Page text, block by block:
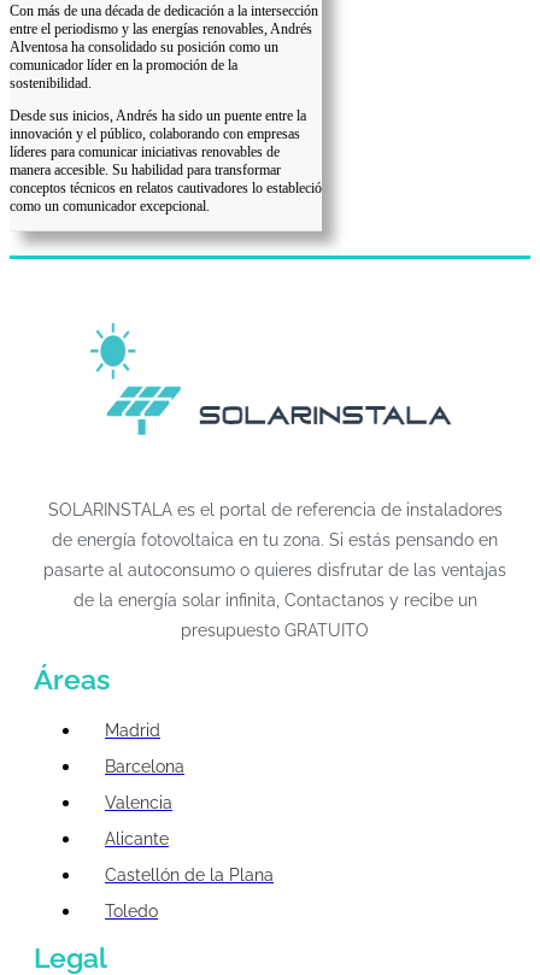
Con más de una década de dedicación a la intersección
entre el periodismo y las energías renovables, Andrés
Alventosa ha consolidado su posición como un
comunicador líder en la promoción de la
sostenibilidad.
Desde sus inicios, Andrés ha sido un puente entre la
innovación y el público, colaborando con empresas
líderes para comunicar iniciativas renovables de
manera accesible. Su habilidad para transformar
conceptos técnicos en relatos cautivadores lo estableció
como un comunicador excepcional.
SOLARINSTALA es el portal de referencia de instaladores
de energía fotovoltaica en tu zona. Si estás pensando en
pasarte al autoconsumo o quieres disfrutar de las ventajas
de la energía solar infinita, Contactanos y recibe un
presupuesto GRATUITO
Áreas
Madrid
Barcelona
Valencia
Alicante
Castellón de la Plana
Toledo
Legal